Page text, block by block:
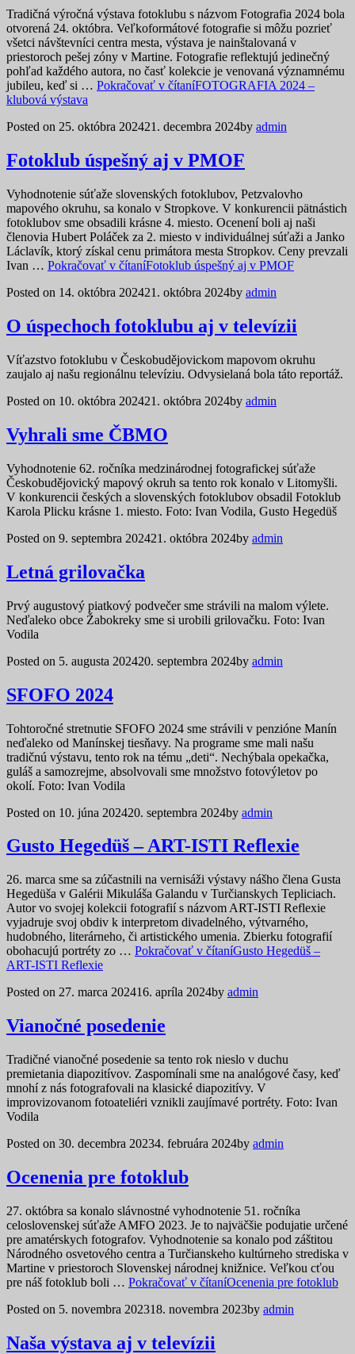
Tradičná výročná výstava fotoklubu s názvom Fotografia 2024 bola
otvorená 24. októbra. Veľkoformátové fotografie si môžu pozrieť
všetci návštevníci centra mesta, výstava je nainštalovaná v
priestoroch pešej zóny v Martine. Fotografie reflektujú jedinečný
pohľad každého autora, no časť kolekcie je venovaná významnému
jubileu, keď si … Pokračovať v čítaníFOTOGRAFIA 2024 –
klubová výstava
Posted on 25. októbra 202421. decembra 2024by admin
Fotoklub úspešný aj v PMOF
Vyhodnotenie súťaže slovenských fotoklubov, Petzvalovho
mapového okruhu, sa konalo v Stropkove. V konkurencii pätnástich
fotoklubov sme obsadili krásne 4. miesto. Ocenení boli aj naši
členovia Hubert Poláček za 2. miesto v individuálnej súťaži a Janko
Láclavík, ktorý získal cenu primátora mesta Stropkov. Ceny prevzali
Ivan … Pokračovať v čítaníFotoklub úspešný aj v PMOF
Posted on 14. októbra 202421. októbra 2024by admin
O úspechoch fotoklubu aj v televízii
Víťazstvo fotoklubu v Českobudějovickom mapovom okruhu
zaujalo aj našu regionálnu televíziu. Odvysielaná bola táto reportáž.
Posted on 10. októbra 202421. októbra 2024by admin
Vyhrali sme ČBMO
Vyhodnotenie 62. ročníka medzinárodnej fotografickej súťaže
Českobudějovický mapový okruh sa tento rok konalo v Litomyšli.
V konkurencii českých a slovenských fotoklubov obsadil Fotoklub
Karola Plicku krásne 1. miesto. Foto: Ivan Vodila, Gusto Hegedüš
Posted on 9. septembra 202421. októbra 2024by admin
Letná grilovačka
Prvý augustový piatkový podvečer sme strávili na malom výlete.
Neďaleko obce Žabokreky sme si urobili grilovačku. Foto: Ivan
Vodila
Posted on 5. augusta 202420. septembra 2024by admin
SFOFO 2024
Tohtoročné stretnutie SFOFO 2024 sme strávili v penzióne Manín
neďaleko od Manínskej tiesňavy. Na programe sme mali našu
tradičnú výstavu, tento rok na tému „deti“. Nechýbala opekačka,
guláš a samozrejme, absolvovali sme množstvo fotovýletov po
okolí. Foto: Ivan Vodila
Posted on 10. júna 202420. septembra 2024by admin
Gusto Hegedüš – ART-ISTI Reflexie
26. marca sme sa zúčastnili na vernisáži výstavy nášho člena Gusta
Hegedüša v Galérii Mikuláša Galandu v Turčianskych Tepliciach.
Autor vo svojej kolekcii fotografií s názvom ART-ISTI Reflexie
vyjadruje svoj obdiv k interpretom divadelného, výtvarného,
hudobného, literárneho, či artistického umenia. Zbierku fotografií
obohacujú portréty zo … Pokračovať v čítaníGusto Hegedüš –
ART-ISTI Reflexie
Posted on 27. marca 202416. apríla 2024by admin
Vianočné posedenie
Tradičné vianočné posedenie sa tento rok nieslo v duchu
premietania diapozitívov. Zaspomínali sme na analógové časy, keď
mnohí z nás fotografovali na klasické diapozitívy. V
improvizovanom fotoateliéri vznikli zaujímavé portréty. Foto: Ivan
Vodila
Posted on 30. decembra 20234. februára 2024by admin
Ocenenia pre fotoklub
27. októbra sa konalo slávnostné vyhodnotenie 51. ročníka
celoslovenskej súťaže AMFO 2023. Je to najväčšie podujatie určené
pre amatérskych fotografov. Vyhodnotenie sa konalo pod záštitou
Národného osvetového centra a Turčianskeho kultúrneho strediska v
Martine v priestoroch Slovenskej národnej knižnice. Veľkou cťou
pre náš fotoklub boli … Pokračovať v čítaníOcenenia pre fotoklub
Posted on 5. novembra 202318. novembra 2023by admin
Naša výstava aj v televízii